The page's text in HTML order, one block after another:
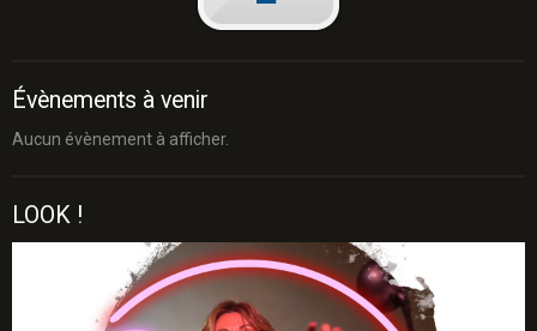
Évènements à venir
Aucun évènement à afficher.
LOOK !